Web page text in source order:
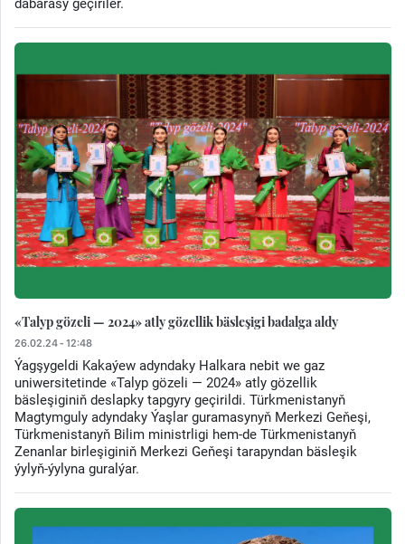
dabarasy geçiriler.
«Talyp gözeli — 2024» atly gözellik bäsleşigi badalga aldy
26.02.24 - 12:48
Ýagşygeldi Kakaýew adyndaky Halkara nebit we gaz
uniwersitetinde «Talyp gözeli — 2024» atly gözellik
bäsleşiginiň deslapky tapgyry geçirildi. Türkmenistanyň
Magtymguly adyndaky Ýaşlar guramasynyň Merkezi Geňeşi,
Türkmenistanyň Bilim ministrligi hem-de Türkmenistanyň
Zenanlar birleşiginiň Merkezi Geňeşi tarapyndan bäsleşik
ýylyň-ýylyna guralýar.